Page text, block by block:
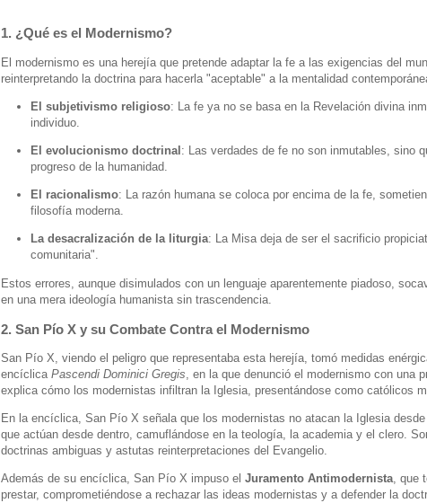
1. ¿Qué es el Modernismo?
El modernismo es una herejía que pretende adaptar la fe a las exigencias del
reinterpretando la doctrina para hacerla "aceptable" a la mentalidad
El subjetivismo religioso: La fe ya no se basa en la Revelación divina
individuo.
El evolucionismo doctrinal : Las verdades de fe no son inmutables, sino
progreso de la humanidad.
El racionalismo: La razón humana se coloca por encima de la fe,
filosofía moderna.
La desacralización de la liturgia: La Misa deja de ser el sacrificio
comunitaria".
Estos errores, aunque disimulados con un lenguaje aparentemente piadoso,
en una mera ideología humanista sin trascendencia.
2. San Pío X y su Combate Contra el Modernismo
San Pío X, viendo el peligro que representaba esta herejía, tomó medidas
encíclica Pascendi Dominici Gregis , en la que denunció el modernismo con
explica cómo los modernistas infiltran la Iglesia, presentándose como católicos
En la encíclica, San Pío X señala que los modernistas no atacan la Iglesia
que actúan desde dentro, camuflándose en la teología, la academia y el clero.
doctrinas ambiguas y astutas reinterpretaciones del Evangelio.
Además de su encíclica, San Pío X impuso el Juramento Antimodernista, que
prestar, comprometiéndose a rechazar las ideas modernistas y a defender la